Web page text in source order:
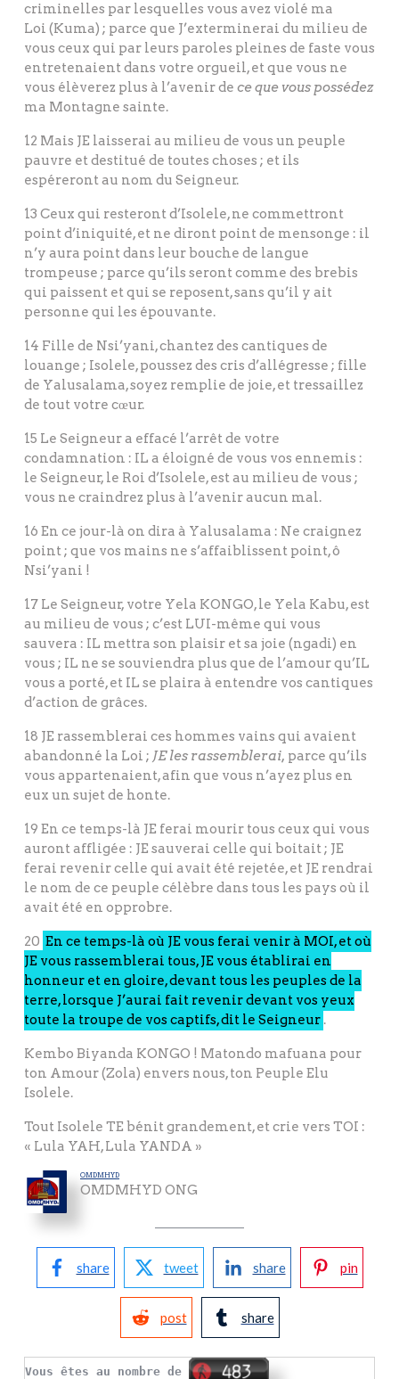
criminelles par lesquelles vous avez violé ma
Loi (Kuma) ; parce que J’exterminerai du milieu de
vous ceux qui par leurs paroles pleines de faste vous
entretenaient dans votre orgueil, et que vous ne
vous élèverez plus à l’avenir de ce que vous possédez
ma Montagne sainte.
12 Mais JE laisserai au milieu de vous un peuple
pauvre et destitué de toutes choses ; et ils
espéreront au nom du Seigneur.
13 Ceux qui resteront d’Isolele, ne commettront
point d’iniquité, et ne diront point de mensonge : il
n’y aura point dans leur bouche de langue
trompeuse ; parce qu’ils seront comme des brebis
qui paissent et qui se reposent, sans qu’il y ait
personne qui les épouvante.
14 Fille de Nsi’yani, chantez des cantiques de
louange ; Isolele, poussez des cris d’allégresse ; fille
de Yalusalama, soyez remplie de joie, et tressaillez
de tout votre cœur.
15 Le Seigneur a effacé l’arrêt de votre
condamnation : IL a éloigné de vous vos ennemis :
le Seigneur, le Roi d’Isolele, est au milieu de vous ;
vous ne craindrez plus à l’avenir aucun mal.
16 En ce jour-là on dira à Yalusalama : Ne craignez
point ; que vos mains ne s’affaiblissent point, ô
Nsi’yani !
17 Le Seigneur, votre Yela KONGO, le Yela Kabu, est
au milieu de vous ; c’est LUI-même qui vous
sauvera : IL mettra son plaisir et sa joie (ngadi) en
vous ; IL ne se souviendra plus que de l’amour qu’IL
vous a porté, et IL se plaira à entendre vos cantiques
d’action de grâces.
18 JE rassemblerai ces hommes vains qui avaient
abandonné la Loi ; JE les rassemblerai, parce qu’ils
vous appartenaient, afin que vous n’ayez plus en
eux un sujet de honte.
19 En ce temps-là JE ferai mourir tous ceux qui vous
auront affligée : JE sauverai celle qui boitait ; JE
ferai revenir celle qui avait été rejetée, et JE rendrai
le nom de ce peuple célèbre dans tous les pays où il
avait été en opprobre.
20 En ce temps-là où JE vous ferai venir à MOI, et où
JE vous rassemblerai tous, JE vous établirai en
honneur et en gloire, devant tous les peuples de la
terre, lorsque J’aurai fait revenir devant vos yeux
toute la troupe de vos captifs, dit le Seigneur .
Kembo Biyanda KONGO ! Matondo mafuana pour
ton Amour (Zola) envers nous, ton Peuple Elu
Isolele.
Tout Isolele TE bénit grandement, et crie vers TOI :
« Lula YAH, Lula YANDA »
OMDMHYD
OMDMHYD ONG
share tweet share pin
post share
Vous êtes au nombre de